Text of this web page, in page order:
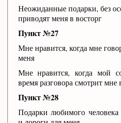
Неожиданные подарки, без
приводят меня в восторг
Пункт №27
Мне нравится, когда мне
меня
Мне нравится, когда мой
время разговора смотрит мне
Пункт №28
Подарки любимого